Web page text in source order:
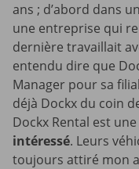
ans ; d’abord dans
une entreprise qui
dernière travaillait
entendu dire que
Manager pour sa
déjà Dockx du coin
Dockx Rental est une
intéressé. Leurs
toujours attiré mon